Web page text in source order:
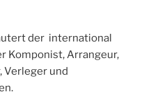
der international
Komponist, Arrangeur,
Verleger und